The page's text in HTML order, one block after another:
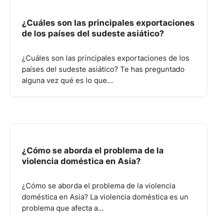
¿Cuáles son las principales exportaciones
de los países del sudeste asiático?
¿Cuáles son las principales exportaciones de los
países del sudeste asiático? Te has preguntado
alguna vez qué es lo que…
¿Cómo se aborda el problema de la
violencia doméstica en Asia?
¿Cómo se aborda el problema de la violencia
doméstica en Asia? La violencia doméstica es un
problema que afecta a…